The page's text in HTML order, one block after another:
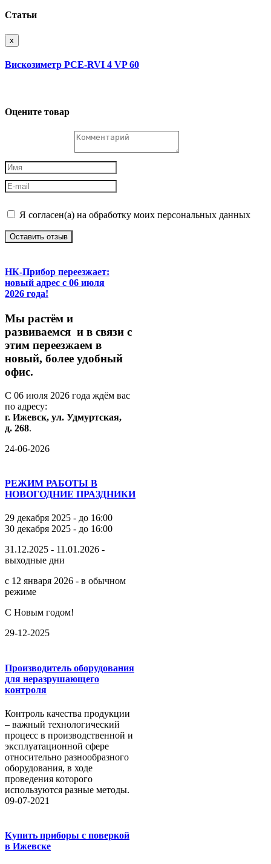
Статьи
x
Вискозиметр PCE-RVI 4 VP 60
Оцените товар
Я согласен(а) на обработку моих персональных данных
Оставить отзыв
НК-Прибор переезжает:
новый адрес с 06 июля
2026 года!
Мы растём и
развиваемся и в связи с
этим переезжаем в
новый, более удобный
офис.
С 06 июля 2026 года ждём вас
по адресу:
г. Ижевск, ул. Удмуртская,
д. 268.
24-06-2026
РЕЖИМ РАБОТЫ В
НОВОГОДНИЕ ПРАЗДНИКИ
29 декабря 2025 - до 16:00
30 декабря 2025 - до 16:00
31.12.2025 - 11.01.2026 -
выходные дни
с 12 января 2026 - в обычном
режиме
С Новым годом!
29-12-2025
Производитель оборудования
для неразрушающего
контроля
Контроль качества продукции
– важный технологический
процесс в производственной и
эксплуатационной сфере
относительно разнообразного
оборудования, в ходе
проведения которого
используются разные методы.
09-07-2021
Купить приборы с поверкой
в Ижевске